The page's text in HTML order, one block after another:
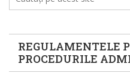
REGULAMENTELE
PROCEDURILE